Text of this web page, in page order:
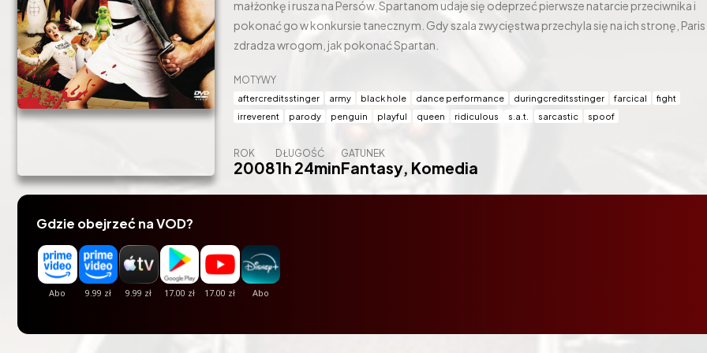
małżonkę i rusza na Persów. Spartanom udaje się odeprzeć pierwsze natarcie przeciwnika i
pokonać go w konkursie tanecznym. Gdy szala zwycięstwa przechyla się na ich stronę, Paris
zdradza wrogom, jak pokonać Spartan.
MOTYWY
aftercreditsstinger army black hole dance performance duringcreditsstinger farcical
fight
irreverent
parody penguin playful queen ridiculous s.a.t. sarcastic spoof
ROK
2008
DŁUGOŚĆ
1h 24min
GATUNEK
Fantasy, Komedia
Gdzie obejrzeć na VOD?